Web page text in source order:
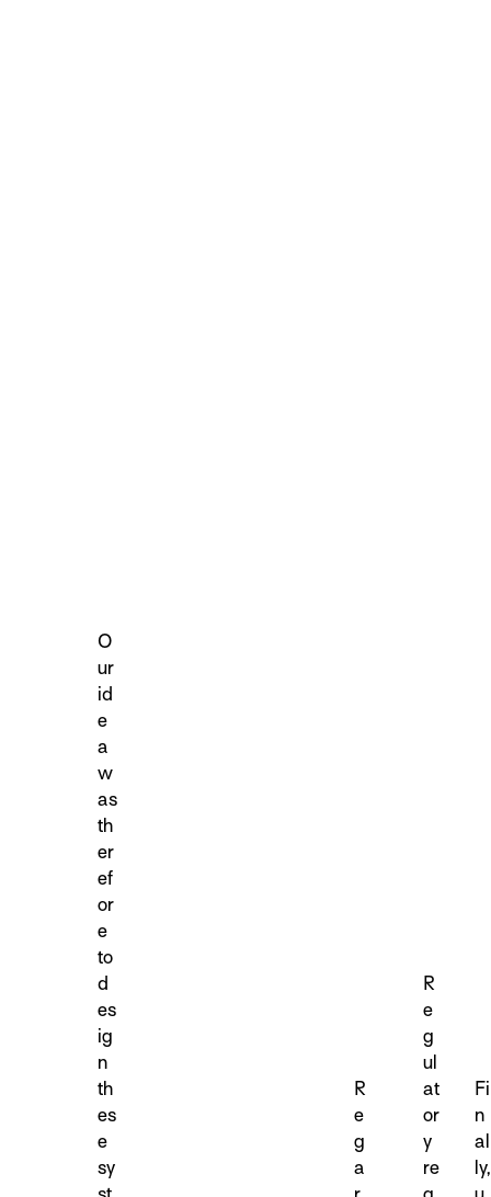
O
ur
id
e
a
w
as
th
er
ef
or
e
to
d
es
ig
n
th
es
e
sy
R
e
g
a
R
e
g
ul
at
or
y
re
Fi
n
al
ly,